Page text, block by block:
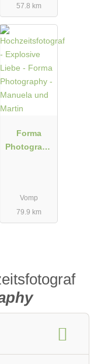
57.8 km
Forma
Photograph
Vomp
79.9 km